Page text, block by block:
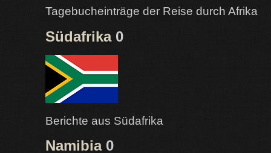
Tagebucheinträge der Reise durch Afrika
Südafrika 0
Berichte aus Südafrika
Namibia 0